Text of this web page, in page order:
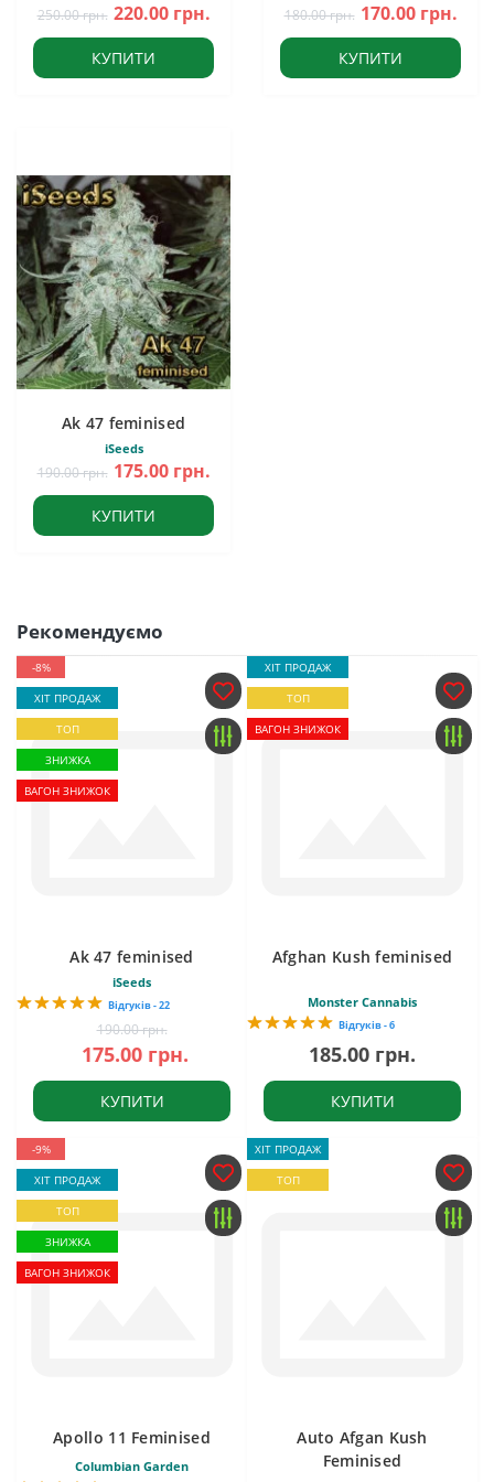
250.00 грн. 220.00 грн.
КУПИТИ
180.00 грн. 170.00 грн.
КУПИТИ
Ak 47 feminised
iSeeds
190.00 грн. 175.00 грн.
КУПИТИ
Рекомендуємо
-8%
ХІТ ПРОДАЖ
ТОП
ЗНИЖКА
ВАГОН ЗНИЖОК
Ak 47 feminised
iSeeds
Відгуків - 22
190.00 грн.
175.00 грн.
КУПИТИ
ХІТ ПРОДАЖ
ТОП
ВАГОН ЗНИЖОК
Afghan Kush feminised
Monster Cannabis
Відгуків - 6
185.00 грн.
КУПИТИ
-9%
ХІТ ПРОДАЖ
ТОП
ЗНИЖКА
ВАГОН ЗНИЖОК
Apollo 11 Feminised
Columbian Garden
ХІТ ПРОДАЖ
ТОП
Auto Afgan Kush
Feminised